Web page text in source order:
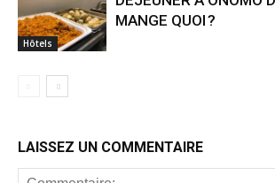
Hôtels
MANGE QUOI ?
LAISSEZ UN COMMENTAIRE